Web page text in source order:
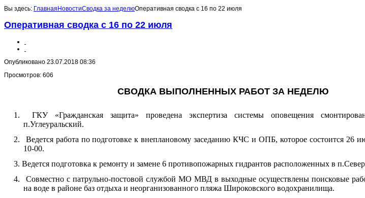
Вы здесь: Главная НовостиСводка за неделюОперативная сводка с 16 по 22 июля
Оперативная сводка с 16 по 22 июля
Опубликовано 23.07.2018 08:36
Просмотров: 606
СВОДКА ВЫПОЛНЕННЫХ РАБОТ ЗА НЕДЕЛЮ
1.
ГКУ «Гражданская защита» проведена экспертиза системы оповещения
п.Углеуральский.
2.
Ведется работа по подготовке к внеплановому заседанию КЧС и ОПБ, которое состоится 26
10-00.
3. Ведется подготовка к ремонту и замене 6 противопожарных гидрантов расположенных в
4.
Совместно с патрульно-постовой службой МО МВД в выходные осуществлены поисковые
на воде в районе баз отдыха и неорганизованного пляжа Широковского водохранилища.